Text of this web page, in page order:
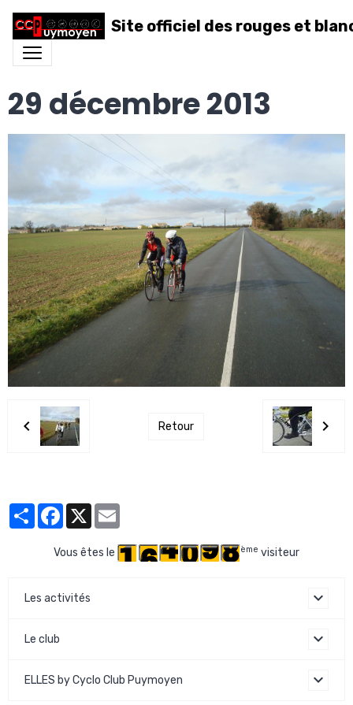
Site officiel des rouges et
29 décembre 2013
Retour
PartagerFacebook
X
Vous êtes le ème visiteur
Les activités
Le club
ELLES by Cyclo Club Puymoyen